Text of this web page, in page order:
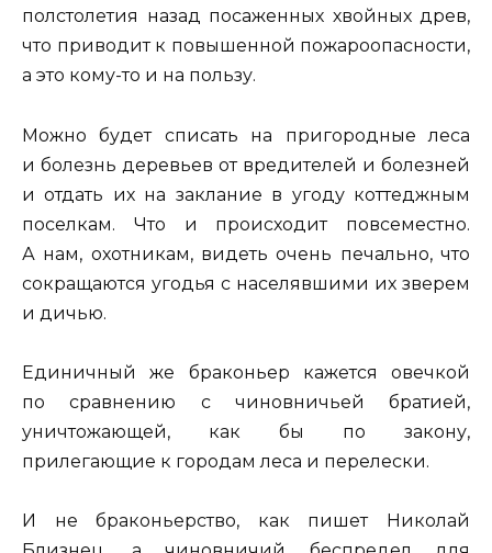
полстолетия назад посаженных хвойных древ,
что приводит к повышенной пожароопасности,
а это кому-то и на пользу.
Можно будет списать на пригородные леса
и болезнь деревьев от вредителей и болезней
и отдать их на заклание в угоду коттеджным
поселкам. Что и происходит повсеместно.
А нам, охотникам, видеть очень печально, что
сокращаются угодья с населявшими их зверем
и дичью.
Единичный же браконьер кажется овечкой
по сравнению с чиновничьей братией,
уничтожающей, как бы по закону,
прилегающие к городам леса и перелески.
И не браконьерство, как пишет Николай